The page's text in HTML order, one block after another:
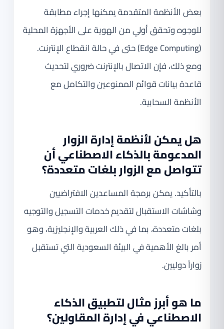
بعض الأنظمة المتقدمة يمكنها إجراء مطابقة
للوجوه وتحقق أولي من الهوية على الأجهزة المحلية
(Edge Computing) حتى في حالة انقطاع الإنترنت.
ومع ذلك، فإن الاتصال بالإنترنت ضروري لتحديث
قاعدة بيانات قوائم الممنوعين والتكامل مع
الأنظمة السحابية.
هل يمكن لأنظمة إدارة الزوار
المدعومة بالذكاء الاصطناعي أن
تتواصل مع الزوار بلغات متعددة؟
بالتأكيد. يمكن برمجة المساعدين الافتراضيين
وشاشات الاستقبال لتقديم خدمات التسجيل والتوجيه
بلغات متعددة، بما في ذلك العربية والإنجليزية، وهو
أمر بالغ الأهمية في البيئة السعودية التي تستقبل
زواراً دوليين.
ما هو أبرز مثال لتطبيق الذكاء
الاصطناعي في إدارة المقاولين؟